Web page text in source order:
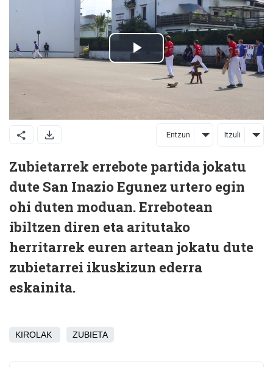
Entzun Itzuli
Zubietarrek errebote partida jokatu
dute San Inazio Egunez urtero egin
ohi duten moduan. Errebotean
ibiltzen diren eta aritutako
herritarrek euren artean jokatu dute
zubietarrei ikuskizun ederra
eskainita.
KIROLAK ZUBIETA